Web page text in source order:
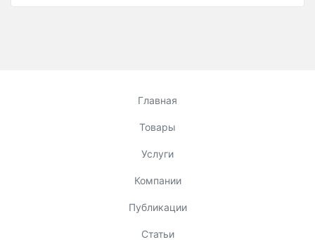
Главная
Товары
Услуги
Компании
Публикации
Статьи